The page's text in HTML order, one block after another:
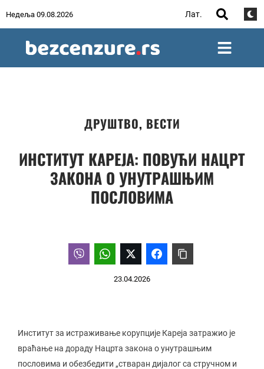
Недеља 09.08.2026 Лат.
ДРУШТВО, ВЕСТИ
ИНСТИТУТ КАРЕЈА: ПОВУЋИ НАЦРТ
ЗАКОНА О УНУТРАШЊИМ
ПОСЛОВИМА
23.04.2026
Институт за истраживање корупције Кареја затражио је
враћање на дораду Нацрта закона о унутрашњим
пословима и обезбедити „стваран дијалог са стручном и